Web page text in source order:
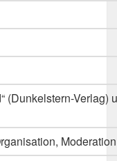
(Dunkelstern-Verlag)